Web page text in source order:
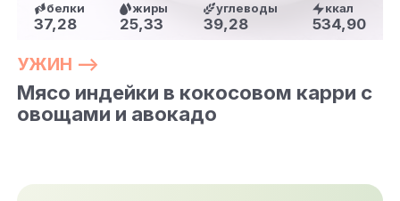
белки
37,28
жиры
25,33
углеводы
39,28
ккал
534,90
УЖИН —>
Мясо индейки в кокосовом карри с
овощами и авокадо